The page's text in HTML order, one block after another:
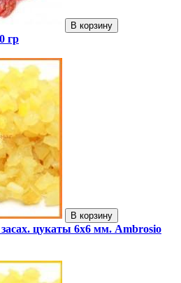
В корзину
гр
В корзину
цукаты 6х6 мм. Ambrosio